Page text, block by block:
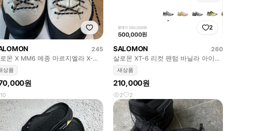
245
몬 X MM6 메종 마르지엘라 X-
(37.5)
상품
원
10
2
SALOMON
260
살로몬 XT-6 리컷 팬텀 바닐라 아이스
260mm | 새상품
새상품
210,000원
2 2